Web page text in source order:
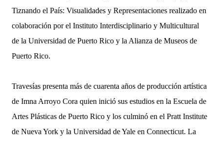
Tiznando el País: Visualidades y Representaciones realizado en
colaboración por el Instituto Interdisciplinario y Multicultural
de la Universidad de Puerto Rico y la Alianza de Museos de
Puerto Rico.
Travesías presenta más de cuarenta años de producción artística
de Imna Arroyo Cora quien inició sus estudios en la Escuela de
Artes Plásticas de Puerto Rico y los culminó en el Pratt Institute
de Nueva York y la Universidad de Yale en Connecticut. La